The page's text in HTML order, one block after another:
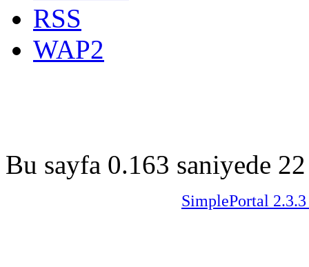
RSS
WAP2
Bu sayfa 0.163 saniyede
SimplePortal